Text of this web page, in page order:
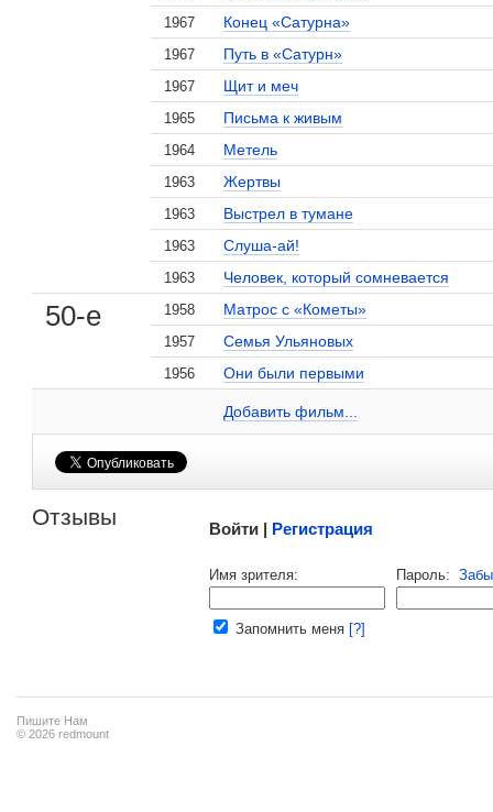
1967 Конец «Сатурна»
1967 Путь в «Сатурн»
1967 Щит и меч
1965 Письма к живым
1964 Метель
1963 Жертвы
1963 Выстрел в тумане
1963 Слуша-ай!
1963 Человек, который сомневается
50-е 1958 Матрос с «Кометы»
1957 Семья Ульяновых
1956 Они были первыми
Добавить фильм...
Николай Прокопович на сайте Кино-Театр.ru
Отзывы
, поделитесь своим мнением
Войти | Регистрация
Имя зрителя: Пароль:
Запомнить меня [?]
Пишите Нам
© 2026 redmount